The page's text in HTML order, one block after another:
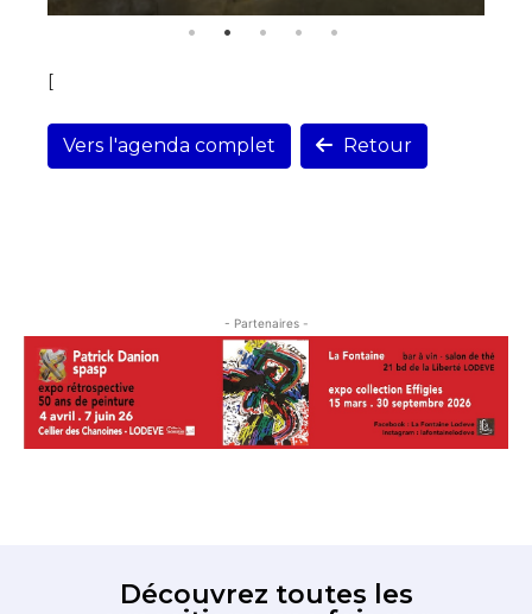
[
Vers l'agenda complet Retour
- Partenaires -
Découvrez toutes les